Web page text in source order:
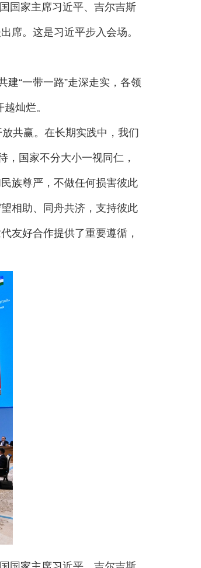
国家主席习近平、吉尔吉斯
席。这是习近平步入会场。
“一带一路”走深走实，各领
灿烂。
共赢。在长期实践中，我们
，国家不分大小一视同仁，
族尊严，不做任何损害彼此
相助、同舟共济，支持彼此
友好合作提供了重要遵循，